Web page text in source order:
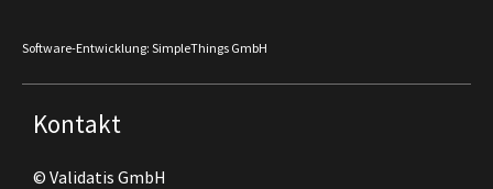
Software-Entwicklung: SimpleThings GmbH
Kontakt
© Validatis GmbH